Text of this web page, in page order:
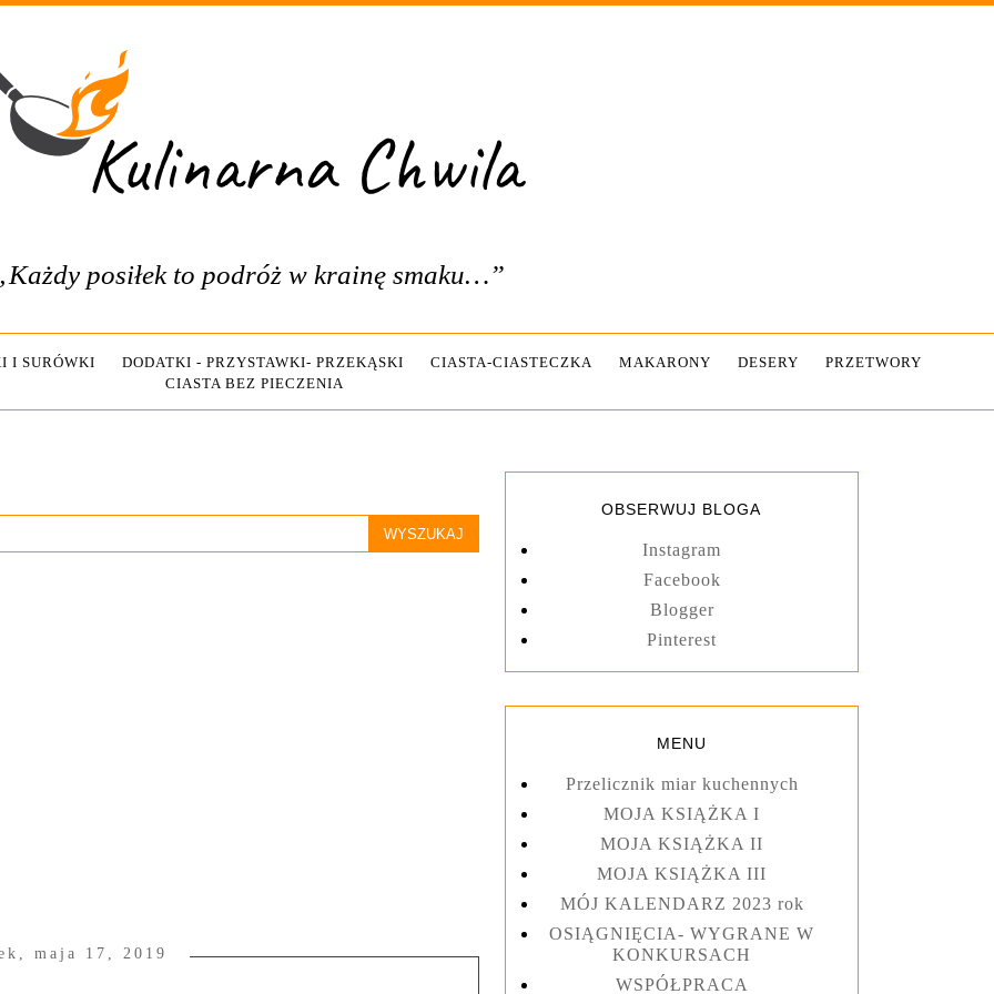
posiłek to podróż w krainę smaku…”
I SURÓWKI DODATKI - PRZYSTAWKI- PRZEKĄSKI CIASTA-CIASTECZKA MAKARONY DESERY
PRZETWORY
CIASTA BEZ PIECZENIA
maja 17, 2019
OBSERWUJ BLOGA
Instagram
Facebook
Blogger
Pinterest
MENU
Przelicznik miar kuchennych
MOJA KSIĄŻKA I
MOJA KSIĄŻKA II
MOJA KSIĄŻKA III
MÓJ KALENDARZ 2023 rok
OSIĄGNIĘCIA- WYGRANE W
KONKURSACH
WSPÓŁPRACA